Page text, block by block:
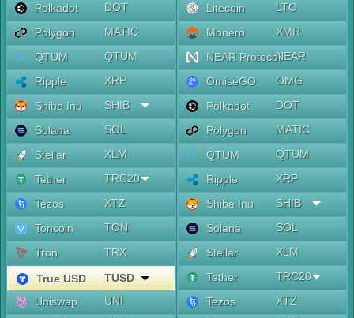
Polkadot
DOT
Polygon
MATIC
QTUM
QTUM
Ripple
XRP
Shiba Inu
SHIB
Solana
SOL
Stellar
XLM
Tether
TRC20
Tezos
XTZ
Toncoin
TON
Tron
TRX
True USD
TUSD
Uniswap
UNI
Litecoin
LTC
Monero
XMR
NEAR ProtocolNEAR
OmiseGO
OMG
Polkadot
DOT
Polygon
MATIC
QTUM
QTUM
Ripple
XRP
Shiba Inu
SHIB
Solana
SOL
Stellar
XLM
Tether
TRC20
Tezos
XTZ